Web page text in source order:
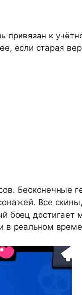
привязан к
если старая
Бесконечные
Все
боец достигает
в реальном